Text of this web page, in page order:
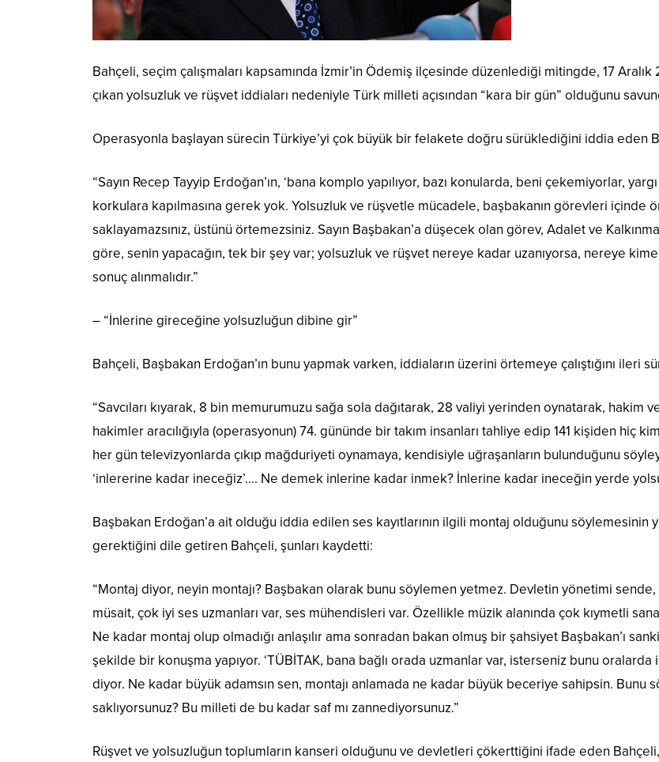
Bahçeli, seçim çalışmaları kapsamında İzmir’in Ödemiş ilçesinde düzenlediği mitingde, 17
çıkan yolsuzluk ve rüşvet iddiaları nedeniyle Türk milleti açısından “kara bir gün” olduğunu
Operasyonla başlayan sürecin Türkiye’yi çok büyük bir felakete doğru sürüklediğini iddia eden
“Sayın Recep Tayyip Erdoğan’ın, ‘bana komplo yapılıyor, bazı konularda, beni çekemiyorlar,
korkulara kapılmasına gerek yok. Yolsuzluk ve rüşvetle mücadele, başbakanın görevleri içinde
saklayamazsınız, üstünü örtemezsiniz. Sayın Başbakan’a düşecek olan görev, Adalet ve
göre, senin yapacağın, tek bir şey var; yolsuzluk ve rüşvet nereye kadar uzanıyorsa, nereye
sonuç alınmalıdır.”
– “İnlerine gireceğine yolsuzluğun dibine gir”
Bahçeli, Başbakan Erdoğan’ın bunu yapmak varken, iddiaların üzerini örtemeye çalıştığını ileri
“Savcıları kıyarak, 8 bin memurumuzu sağa sola dağıtarak, 28 valiyi yerinden oynatarak, hakim
hakimler aracılığıyla (operasyonun) 74. gününde bir takım insanları tahliye edip 141 kişiden hiç
her gün televizyonlarda çıkıp mağduriyeti oynamaya, kendisiyle uğraşanların bulunduğunu
‘inlererine kadar ineceğiz’…. Ne demek inlerine kadar inmek? İnlerine kadar ineceğin yerde
Başbakan Erdoğan’a ait olduğu iddia edilen ses kayıtlarının ilgili montaj olduğunu
gerektiğini dile getiren Bahçeli, şunları kaydetti:
“Montaj diyor, neyin montajı? Başbakan olarak bunu söylemen yetmez. Devletin yönetimi
müsait, çok iyi ses uzmanları var, ses mühendisleri var. Özellikle müzik alanında çok kıymetli
Ne kadar montaj olup olmadığı anlaşılır ama sonradan bakan olmuş bir şahsiyet Başbakan’ı
şekilde bir konuşma yapıyor. ‘TÜBİTAK, bana bağlı orada uzmanlar var, isterseniz bunu
diyor. Ne kadar büyük adamsın sen, montajı anlamada ne kadar büyük beceriye sahipsin. Bunu
saklıyorsunuz? Bu milleti de bu kadar saf mı zannediyorsunuz.”
Rüşvet ve yolsuzluğun toplumların kanseri olduğunu ve devletleri çökerttiğini ifade eden